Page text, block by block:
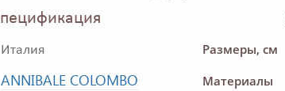
Италия
ANNIBALE COLOMBO
Размеры, см
Материалы